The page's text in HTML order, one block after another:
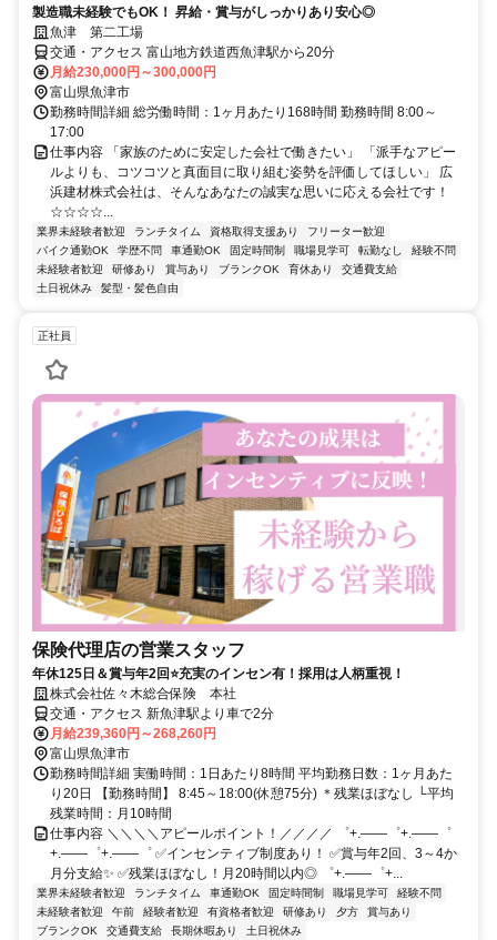
製造職未経験でもOK！ 昇給・賞与がしっかりあり安心◎
魚津 第二工場
交通・アクセス 富山地方鉄道西魚津駅から20分
月給230,000円～300,000円
富山県魚津市
勤務時間詳細 総労働時間：1ヶ月あたり168時間 勤務時間 8:00～
17:00
仕事内容 「家族のために安定した会社で働きたい」 「派手なアピー
ルよりも、コツコツと真面目に取り組む姿勢を評価してほしい」 広
浜建材株式会社は、そんなあなたの誠実な思いに応える会社です！
☆☆☆☆...
業界未経験者歓迎 ランチタイム 資格取得支援あり
フリーター歓迎
バイク通勤OK
学歴不問 車通勤OK 固定時間制 職場見学可 転勤なし
経験不問
未経験者歓迎
研修あり 賞与あり ブランクOK 育休あり
交通費支給
土日祝休み
髪型・髪色自由
正社員
保険代理店の営業スタッフ
年休125日＆賞与年2回⭐充実のインセン有！採用は人柄重視！
株式会社佐々木総合保険 本社
交通・アクセス 新魚津駅より車で2分
月給239,360円～268,260円
富山県魚津市
勤務時間詳細 実働時間：1日あたり8時間 平均勤務日数：1ヶ月あた
り20日 【勤務時間】 8:45～18:00(休憩75分) ＊残業ほぼなし └平均
残業時間：月10時間
仕事内容 ＼＼＼＼アピールポイント！／／／／ ゜+.――゜+.――゜
+.――゜+.――゜ ✅インセンティブ制度あり！ ✅賞与年2回、3～4か
月分支給✨ ✅残業ほぼなし！月20時間以内◎ ゜+.――゜+...
業界未経験者歓迎 ランチタイム 車通勤OK 固定時間制 職場見学可
経験不問
未経験者歓迎
午前 経験者歓迎 有資格者歓迎 研修あり 夕方
賞与あり
ブランクOK
交通費支給 長期休暇あり 土日祝休み